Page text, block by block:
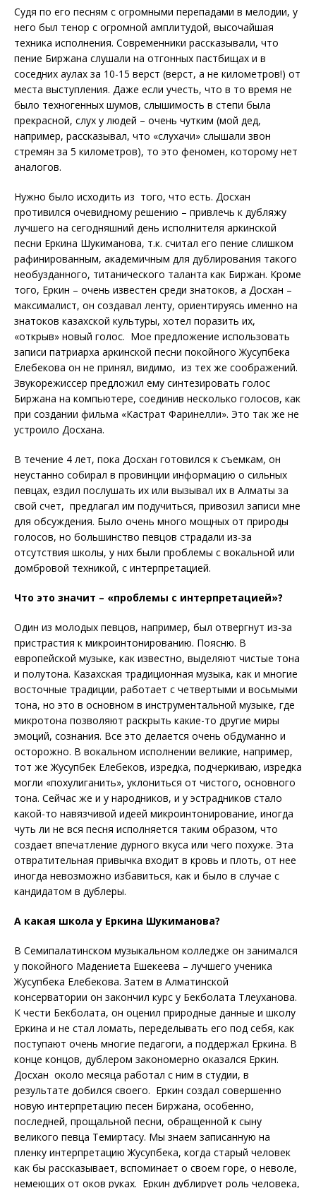
Судя по его песням с огромными перепадами в мелодии, у
него был тенор с огромной амплитудой, высочайшая
техника исполнения. Современники рассказывали, что
пение Биржана слушали на отгонных пастбищах и в
соседних аулах за 10-15 верст (верст, а не километров!) от
места выступления. Даже если учесть, что в то время не
было техногенных шумов, слышимость в степи была
прекрасной, слух у людей – очень чутким (мой дед,
например, рассказывал, что «слухачи» слышали звон
стремян за 5 километров), то это феномен, которому нет
аналогов.
Нужно было исходить из того, что есть. Досхан
противился очевидному решению – привлечь к дубляжу
лучшего на сегодняшний день исполнителя аркинской
песни Еркина Шукиманова, т.к. считал его пение слишком
рафинированным, академичным для дублирования такого
необузданного, титанического таланта как Биржан. Кроме
того, Еркин – очень известен среди знатоков, а Досхан –
максималист, он создавал ленту, ориентируясь именно на
знатоков казахской культуры, хотел поразить их,
«открыв» новый голос. Мое предложение использовать
записи патриарха аркинской песни покойного Жусупбека
Елебекова он не принял, видимо, из тех же соображений.
Звукорежиссер предложил ему синтезировать голос
Биржана на компьютере, соединив несколько голосов, как
при создании фильма «Кастрат Фаринелли». Это так же не
устроило Досхана.
В течение 4 лет, пока Досхан готовился к съемкам, он
неустанно собирал в провинции информацию о сильных
певцах, ездил послушать их или вызывал их в Алматы за
свой счет, предлагал им подучиться, привозил записи мне
для обсуждения. Было очень много мощных от природы
голосов, но большинство певцов страдали из-за
отсутствия школы, у них были проблемы с вокальной или
домбровой техникой, с интерпретацией.
Что это значит – «проблемы с интерпретацией»?
Один из молодых певцов, например, был отвергнут из-за
пристрастия к микроинтонированию. Поясню. В
европейской музыке, как известно, выделяют чистые тона
и полутона. Казахская традиционная музыка, как и многие
восточные традиции, работает с четвертыми и восьмыми
тона, но это в основном в инструментальной музыке, где
микротона позволяют раскрыть какие-то другие миры
эмоций, сознания. Все это делается очень обдуманно и
осторожно. В вокальном исполнении великие, например,
тот же Жусупбек Елебеков, изредка, подчеркиваю, изредка
могли «похулиганить», уклониться от чистого, основного
тона. Сейчас же и у народников, и у эстрадников стало
какой-то навязчивой идеей микроинтонирование, иногда
чуть ли не вся песня исполняется таким образом, что
создает впечатление дурного вкуса или чего похуже. Эта
отвратительная привычка входит в кровь и плоть, от нее
иногда невозможно избавиться, как и было в случае с
кандидатом в дублеры.
А какая школа у Еркина Шукиманова?
В Семипалатинском музыкальном колледже он занимался
у покойного Мадениета Ешекеева – лучшего ученика
Жусупбека Елебекова. Затем в Алматинской
консерватории он закончил курс у Бекболата Тлеуханова.
К чести Бекболата, он оценил природные данные и школу
Еркина и не стал ломать, переделывать его под себя, как
поступают очень многие педагоги, а поддержал Еркина. В
конце концов, дублером закономерно оказался Еркин.
Досхан около месяца работал с ним в студии, в
результате добился своего. Еркин создал совершенно
новую интерпретацию песен Биржана, особенно,
последней, прощальной песни, обращенной к сыну
великого певца Темиртасу. Мы знаем записанную на
пленку интерпретацию Жусупбека, когда старый человек
как бы рассказывает, вспоминает о своем горе, о неволе,
немеющих от оков руках. Еркин дублирует роль человека,